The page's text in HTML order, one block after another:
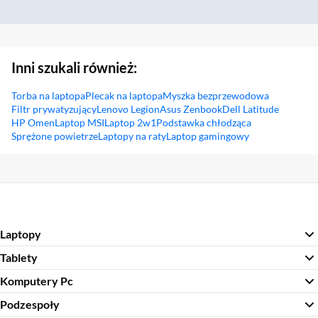
Inni szukali również:
Torba na laptopaPlecak na laptopaMyszka bezprzewodowa
Filtr prywatyzującyLenovo LegionAsus ZenbookDell Latitude
HP OmenLaptop MSILaptop 2w1Podstawka chłodząca
Sprężone powietrzeLaptopy na ratyLaptop gamingowy
Laptopy
Tablety
Komputery Pc
Podzespoły